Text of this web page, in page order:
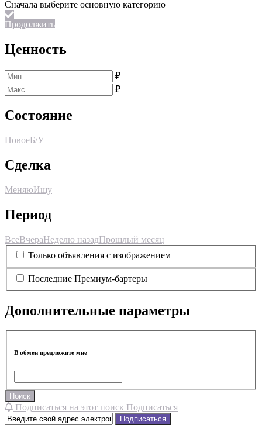
Продолжить
Ценность
₽
₽
Состояние
НовоеБ/У
Сделка
МеняюИщу
Период
ВсеВчераНеделю назадПрошлый месяц
Только объявления с изображением
Последние Премиум-бартеры
Дополнительные параметры
В обмен предложите мне
Поиск
Подписаться на этот поиск Подписаться
Подписаться